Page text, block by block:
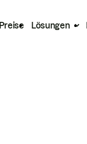
Preise Lösungen